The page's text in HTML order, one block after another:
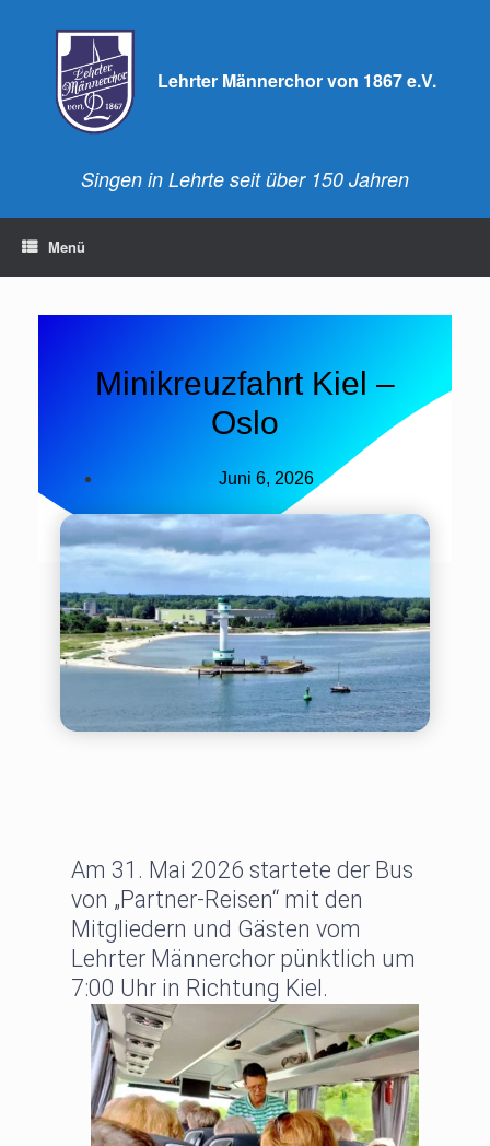
Lehrter Männerchor von 1867 e.V.
Singen in Lehrte seit über 150 Jahren
Menü
Minikreuzfahrt Kiel –
Oslo
Juni 6, 2026
Am 31. Mai 2026 startete der Bus
von „Partner-Reisen“ mit den
Mitgliedern und Gästen vom
Lehrter Männerchor pünktlich um
7:00 Uhr in Richtung Kiel.